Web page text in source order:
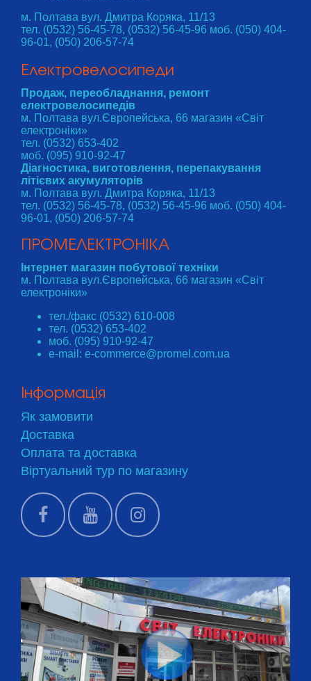
Інформація
Як замовити
Доставка
Оплата та доставка
Віртуальний тур по магазину
м. Полтава вул. Дмитра Коряка, 11/13
тел. (0532) 56-45-78, (0532) 56-45-96 моб. (050) 404-
96-01, (050) 206-57-74
Електровелосипеди
Продаж, переобладнання, ремонт
електровелосипедів
м. Полтава вул.Європейська, 66 магазин «Світ
електроніки»
тел. (0532) 653-402
моб. (095) 910-92-47
Діагностика, виготовлення, перепакування
літієвих акумуляторів
м. Полтава вул. Дмитра Коряка, 11/13
тел. (0532) 56-45-78, (0532) 56-45-96 моб. (050) 404-
96-01, (050) 206-57-74
ПРОМЕЛЕКТРОНІКА
Інтернет магазин побутової техніки
м. Полтава вул.Європейська, 66 магазин «Світ
електроніки»
тел./факс (0532) 610-008
тел. (0532) 653-402
моб. (095) 910-92-47
e-mail: e-commerce@promel.com.ua